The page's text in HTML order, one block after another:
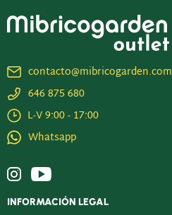
contacto@mibricogarden.com
646 875 680
L-V 9:00 - 17:00
Whatsapp
INFORMACIÓN LEGAL